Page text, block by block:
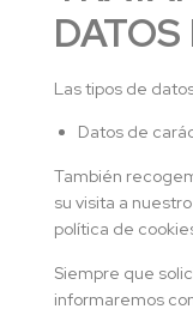
Las tipos de
Datos de
También
su visita a
política de
Siempre que
informaremos